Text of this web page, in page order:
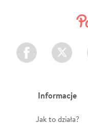
Facebook Twitter
Informacje
Jak to działa?